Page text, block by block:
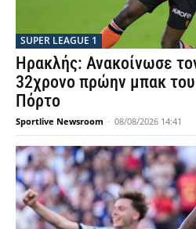
SUPER LEAGUE 1
Ηρακλής: Ανακοίνωσε
32χρονο πρώην μπακ
Πόρτο
Sportlive Newsroom - 08/08/2026 14:41